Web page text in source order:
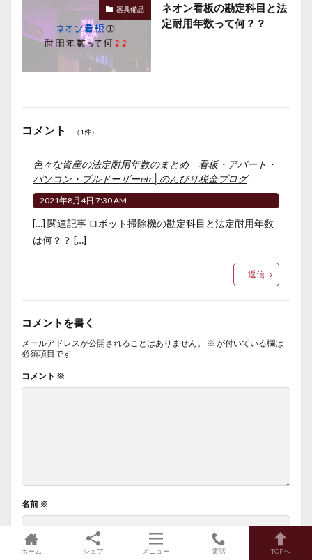
器具備品
ネオン看板の勘定科目と法
定耐用年数って何？？
コメント （1件）
色々な資産の法定耐用年数のまとめ 看板・アパート・
パソコン・ブルドーザーetc│のんびり税金ブログ
2021年8月4日 7:30 AM
[…] 関連記事 ロボット掃除機の勘定科目と法定耐用年数
は何？？ […]
返信
コメントを書く
メールアドレスが公開されることはありません。 ※ が付いている欄は
必須項目です
コメント ※
名前 ※
ホーム シェア メニュー 電話 TOPへ